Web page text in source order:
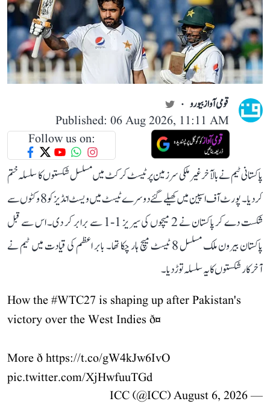
قومی آواز بیورو
Published: 06 Aug 2026, 11:11 AM
Follow us on:
پاکستانی ٹیم نے بالآخر غیر ملکی سرزمین پر ٹیسٹ کرکٹ میں مسلسل شکستوں کا سلسلہ ختم
کر دیا۔ پورٹ آف اسپین میں کھیلے گئے دوسرے ٹیسٹ میں ویسٹ انڈیز کو 8 وکٹوں سے
شکست دے کر پاکستان نے 2 میچوں کی سیریز 1-1 سے برابر کر دی۔ اس سے قبل
پاکستان بیرون ملک مسلسل 8 ٹیسٹ میچ ہار چکا تھا۔ بابر اعظم کی قیادت میں ٹیم نے
آخرکار شکستوں کا یہ سلسلہ توڑ دیا۔
How the#WTC27 is shaping up after Pakistan's
victory over the West Indies ð¤
More ðhttps://t.co/gW4kJw6IvO
pic.twitter.com/XjHwfuuTGd
— ICC (@ICC)
August 6, 2026